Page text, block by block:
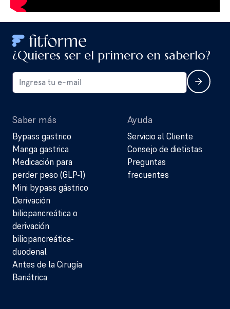
¿Quieres ser el primero en saberlo?
Saber más
Bypass gastrico
Manga gastrica
Medicación para
perder peso (GLP-1)
Mini bypass gástrico
Derivación
biliopancreática o
derivación
biliopancreática-
duodenal
Antes de la Cirugía
Bariátrica
Ayuda
Servicio al Cliente
Consejo de dietistas
Preguntas
frecuentes